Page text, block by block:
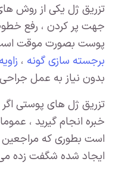
تزریق ژل یکی از روش
جهت پر کردن ، رفع
پوست بصورت موقت
برجسته سازی گونه ،
بدون نیاز به عمل جراحی
تزریق ژل های پوستی
خبره انجام گیرید ،
است بطوری که مراجعین
ایجاد شده شگفت زده